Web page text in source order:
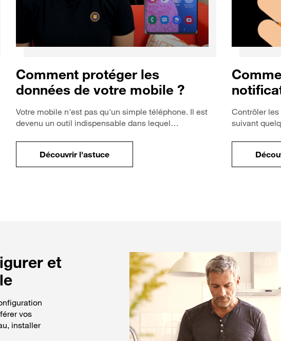
votre mobile ?
Comment protéger les
données de votre mobile ?
Votre mobile n'est pas qu'un simple téléphone. Il est
devenu un outil indispensable dans lequel…
Découvrir l'astucepour Comment protéger les données de votre
Contrôler
suivant
et
vos
installer